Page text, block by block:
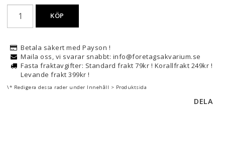
KÖP
Betala säkert med Payson !
Maila oss, vi svarar snabbt: info@foretagsakvarium.se
Fasta fraktavgifter: Standard frakt 79kr ! Korallfrakt 249kr !
Levande frakt 399kr !
\* Redigera dessa rader under Innehåll > Produktsida
DELA